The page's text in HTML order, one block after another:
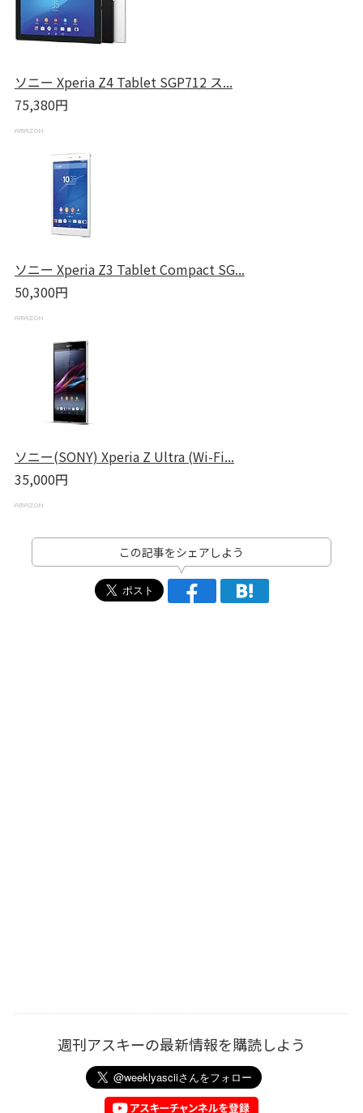
ソニー Xperia Z4 Tablet SGP712 ス...
75,380円
ソニー Xperia Z3 Tablet Compact SG...
50,300円
ソニー(SONY) Xperia Z Ultra (Wi-Fi...
35,000円
この記事をシェアしよう
週刊アスキーの最新情報を購読しよう